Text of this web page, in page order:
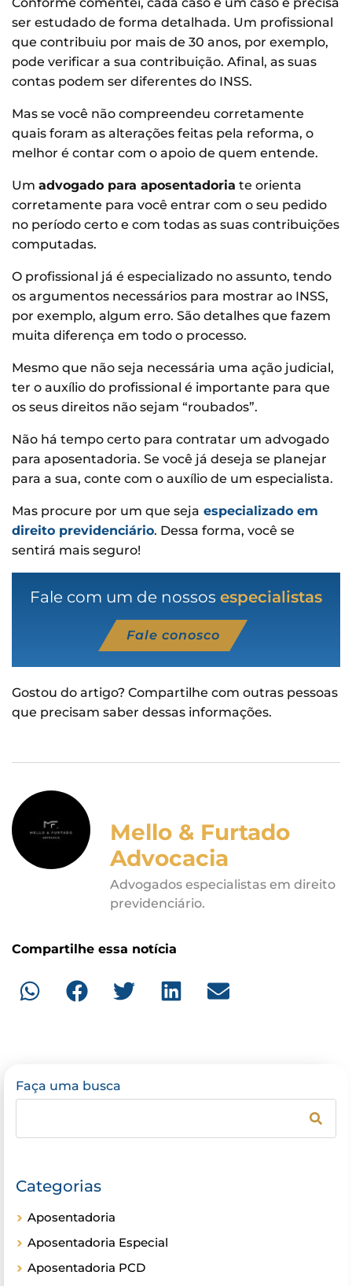
Conforme comentei, cada caso é um caso e precisa
ser estudado de forma detalhada. Um profissional
que contribuiu por mais de 30 anos, por exemplo,
pode verificar a sua contribuição. Afinal, as suas
contas podem ser diferentes do INSS.
Mas se você não compreendeu corretamente
quais foram as alterações feitas pela reforma, o
melhor é contar com o apoio de quem entende.
Um advogado para aposentadoria te orienta
corretamente para você entrar com o seu pedido
no período certo e com todas as suas contribuições
computadas.
O profissional já é especializado no assunto, tendo
os argumentos necessários para mostrar ao INSS,
por exemplo, algum erro. São detalhes que fazem
muita diferença em todo o processo.
Mesmo que não seja necessária uma ação judicial,
ter o auxílio do profissional é importante para que
os seus direitos não sejam “roubados”.
Não há tempo certo para contratar um advogado
para aposentadoria. Se você já deseja se planejar
para a sua, conte com o auxílio de um especialista.
Mas procure por um que seja especializado em
direito previdenciário. Dessa forma, você se
sentirá mais seguro!
Fale com um de nossos especialistas
Fale conosco
Gostou do artigo? Compartilhe com outras pessoas
que precisam saber dessas informações.
Mello & Furtado
Advocacia
Advogados especialistas em direito
previdenciário.
Compartilhe essa notícia
Faça uma busca
Categorias
Aposentadoria
Aposentadoria Especial
Aposentadoria PCD